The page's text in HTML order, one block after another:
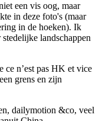
een vis oog, maar
in deze foto's (maar
in de hoeken). Ik
landschappen
ce n’est pas HK et vice
grens en zijn
dailymotion &co, veel